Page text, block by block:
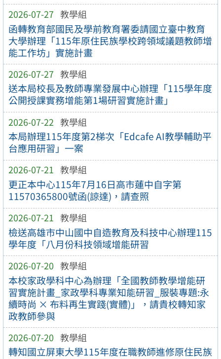
2026-07-27 教學組
函轉教育部國民及學前教育署委請國立臺中教育
大學辦理「115年原住民族學校跨領域議題教師增
能工作坊」實施計畫
2026-07-27 教學組
送本局校長及教師專業發展中心辦理「115學年度
公開授課實務增能第1場研習實施計畫」
2026-07-22 教學組
本局辦理115年度第2梯次「Edcafe AI教學輔助平
台應用研習」一案
2026-07-21 教學組
更正本中心115年7月16日高市蓮中自字第
11570365800號函(諒達)，請查照
2026-07-21 教學組
檢送高雄市中山國中自造教育及科技中心辦理115
學年度「八月份科技領域增能研習
2026-07-20 教學組
本校家政學科中心為辦理「全國教師教學增能研
習實施計畫_家政學科專業知能研習_服裝專題:永
續時尚 × 布料再生實踐(實體)」，請貴校轉知家
政教師參與
2026-07-20 教學組
轉知國立屏東大學115年度在職教師進修原住民族